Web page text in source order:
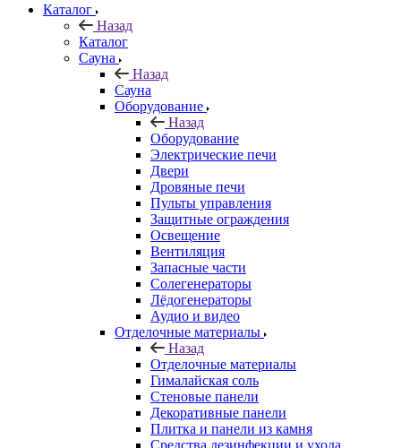
Каталог
Назад
Каталог
Сауна
Назад
Сауна
Оборудование
Назад
Оборудование
Электрические печи
Двери
Дровяные печи
Пульты управления
Защитные ограждения
Освещение
Вентиляция
Запасные части
Солегенераторы
Лёдогенераторы
Аудио и видео
Отделочные материалы
Назад
Отделочные материалы
Гималайская соль
Стеновые панели
Декоративные панели
Плитка и панели из камня
Средства дезинфекции и ухода